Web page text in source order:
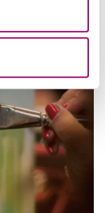
de Pintura de
expressar-te a